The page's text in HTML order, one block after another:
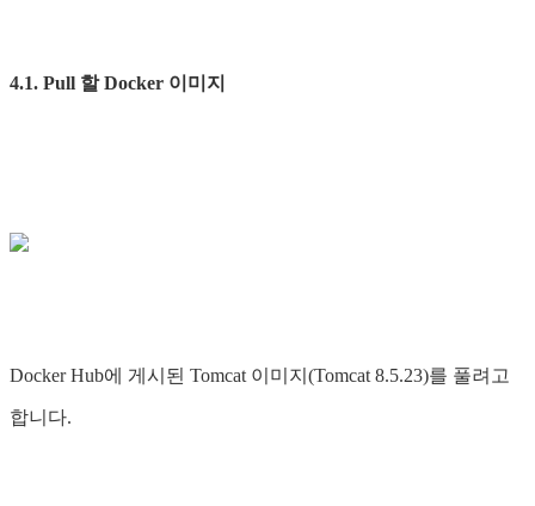
4.1. Pull 할 Docker 이미지
Docker Hub에 게시된 Tomcat 이미지(Tomcat 8.5.23)를 풀려고
합니다.